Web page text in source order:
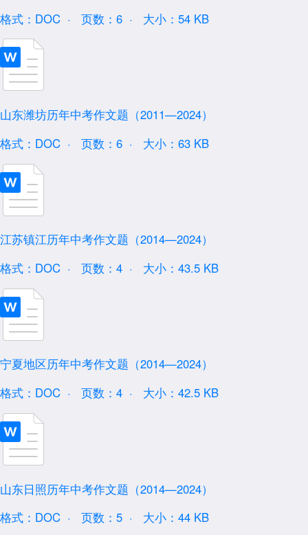
格式：DOC ·
页数：6 · 大小：54 KB
山东潍坊历年中考作文题（2011—2024）
格式：DOC ·
页数：6 · 大小：63 KB
江苏镇江历年中考作文题（2014—2024）
格式：DOC ·
页数：4 · 大小：43.5 KB
宁夏地区历年中考作文题（2014—2024）
格式：DOC ·
页数：4 · 大小：42.5 KB
山东日照历年中考作文题（2014—2024）
格式：DOC ·
页数：5 · 大小：44 KB